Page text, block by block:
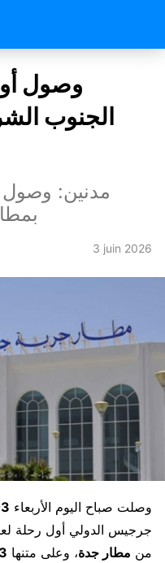
وصول
الجنوب
مدنين: وصول
3 juin 2026
وصلت صباح اليوم الأربعاء 03
جرجيس الدولي أول رحلة
من مطار جدة، وعلى متنها